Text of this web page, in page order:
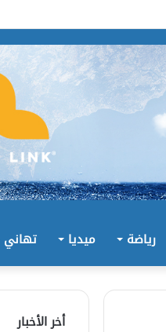
رياضة ميديا تهاني
أخر الأخبار